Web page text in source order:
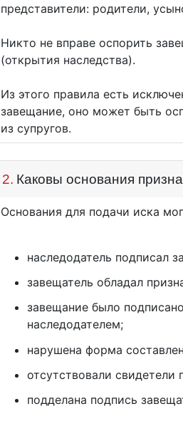
представители: родители,
Никто не вправе оспорить
(открытия наследства).
Из этого правила есть
завещание, оно может быть
из супругов.
2. Каковы основания
Основания для подачи иска
наследодатель подписал
завещатель обладал
завещание было
наследодателем;
нарушена форма
отсутствовали
подделана подпись